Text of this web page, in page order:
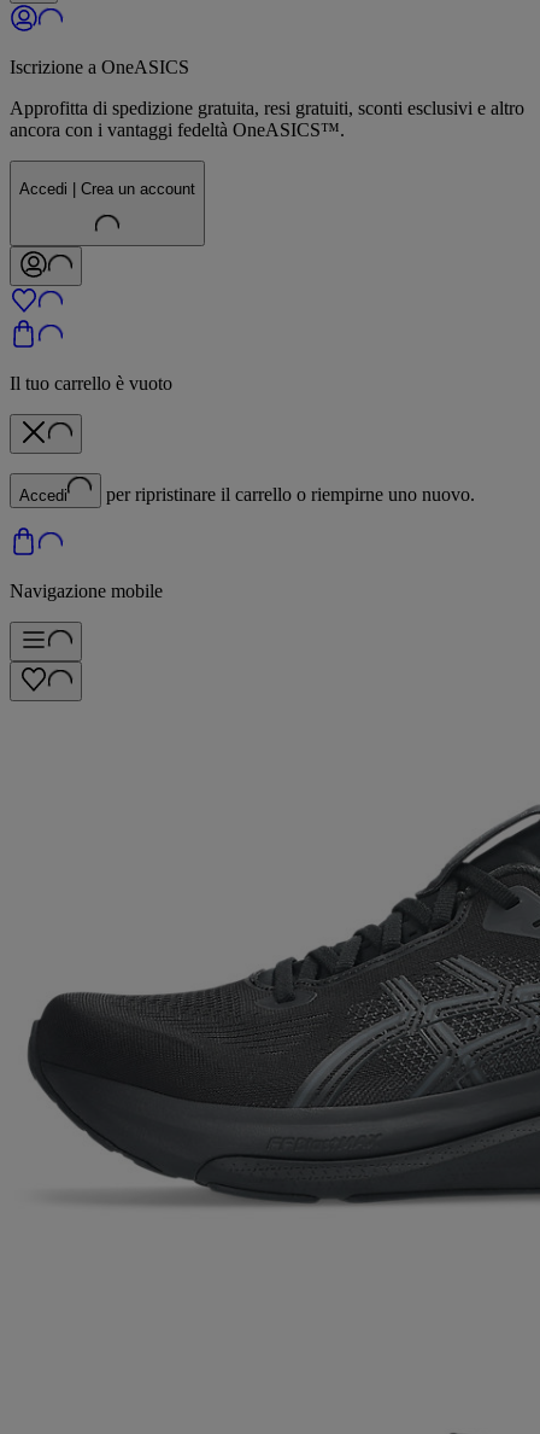
Iscrizione a OneASICS
Approfitta di spedizione gratuita, resi gratuiti, sconti esclusivi e altro
ancora con i vantaggi fedeltà OneASICS™.
Accedi | Crea un account
Il tuo carrello è vuoto
Accedi per ripristinare il carrello o riempirne uno nuovo.
Navigazione mobile